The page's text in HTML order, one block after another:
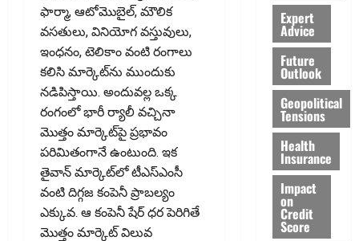
ఫార్మా, ఆటోమొబైల్‌, మౌలిక
వసతులు, వినియోగ వస్తువులు,
ఇంధనం, టెలికాం వంటి రంగాలు
కలిసి మార్కెట్‌ను ముందుకు
నడిపిస్తాయి. అందువల్ల ఒక్క
రంగంలో భారీ ర్యాలీ వచ్చినా
మొత్తం మార్కెట్‌పై ప్రభావం
పరిమితంగానే ఉంటుంది. ఇక
తైవాన్‌ మార్కెట్‌లో టీఎస్‌ఎంసీ
వంటి దిగ్గజ కంపెనీ ప్రాబల్యం
ఎక్కువ. ఆ కంపెనీ షేర్ ధర పెరిగితే
మొత్తం మార్కెట్ విలువ
Expert
Advice
Future
Outlook
Geopolitical
Tensions
Health
Insurance
Impact
on
Credit
Score